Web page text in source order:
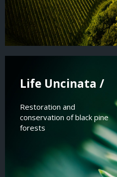
Life Uncinata /
Restoration and
conservation of black pine
forests